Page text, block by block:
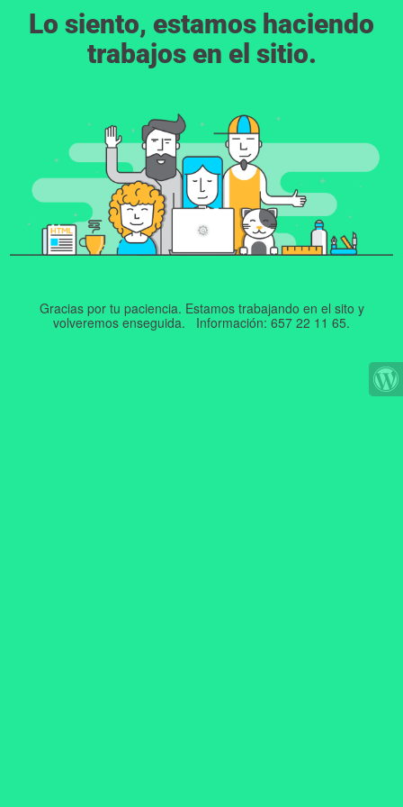
Lo siento, estamos haciendo
trabajos en el sitio.
Gracias por tu paciencia. Estamos trabajando en el sito y
volveremos enseguida. Información: 657 22 11 65.